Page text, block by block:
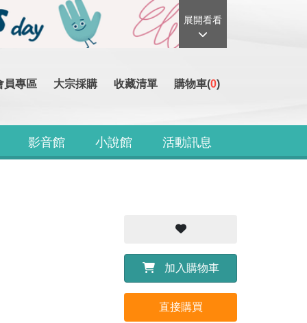
展開看看
員專區 大宗採購 收藏清單 購物車(0)
影音館 小說館 活動訊息
加入購物車
直接購買